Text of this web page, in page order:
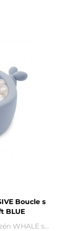
Boucle s
BLUE
WHALE s...